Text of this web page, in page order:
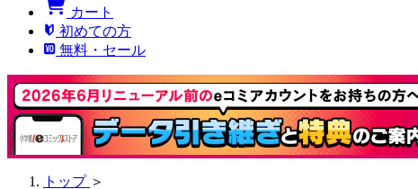
カート
初めての方
無料・セール
トップ ＞